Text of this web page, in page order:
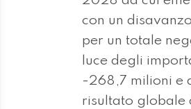
con un
per un totale
luce degli
-268,7 milioni e
risultato globale